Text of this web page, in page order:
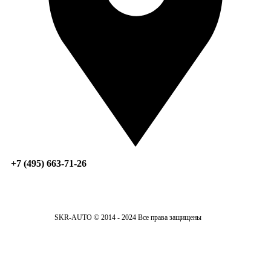
+7 (495) 663-71-26
SKR-AUTO © 2014 - 2024 Все права защищены